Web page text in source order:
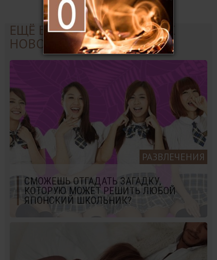
ЕЩЁ БОЛЬШЕ ИНТЕРЕСНЫХ
НОВОСТЕЙ:
РАЗВЛЕЧЕНИЯ
СМОЖЕШЬ ОТГАДАТЬ ЗАГАДКУ,
КОТОРУЮ МОЖЕТ РЕШИТЬ ЛЮБОЙ
ЯПОНСКИЙ ШКОЛЬНИК?